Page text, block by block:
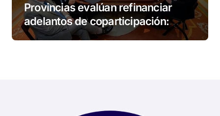
Provincias evalúan refinanciar
adelantos de coparticipación:
Tierra del Fuego, entre las